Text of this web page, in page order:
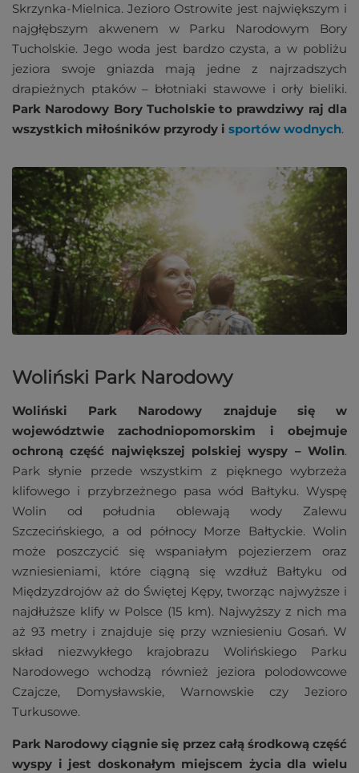
Skrzynka-Mielnica. Jezioro Ostrowite jest największym i
najgłębszym akwenem w Parku Narodowym Bory
Tucholskie. Jego woda jest bardzo czysta, a w pobliżu
jeziora swoje gniazda mają jedne z najrzadszych
drapieżnych ptaków – błotniaki stawowe i orły bieliki.
Park Narodowy Bory Tucholskie to prawdziwy raj dla
wszystkich miłośników przyrody i sportów wodnych.
Woliński Park Narodowy
Woliński Park Narodowy znajduje się w
województwie zachodniopomorskim i obejmuje
ochroną część największej polskiej wyspy – Wolin.
Park słynie przede wszystkim z pięknego wybrzeża
klifowego i przybrzeżnego pasa wód Bałtyku. Wyspę
Wolin od południa oblewają wody Zalewu
Szczecińskiego, a od północy Morze Bałtyckie. Wolin
może poszczycić się wspaniałym pojezierzem oraz
wzniesieniami, które ciągną się wzdłuż Bałtyku od
Międzyzdrojów aż do Świętej Kępy, tworząc najwyższe i
najdłuższe klify w Polsce (15 km). Najwyższy z nich ma
aż 93 metry i znajduje się przy wzniesieniu Gosań. W
skład niezwykłego krajobrazu Wolińskiego Parku
Narodowego wchodzą również jeziora polodowcowe
Czajcze, Domysławskie, Warnowskie czy Jezioro
Turkusowe.
Park Narodowy ciągnie się przez całą środkową część
wyspy i jest doskonałym miejscem życia dla wielu